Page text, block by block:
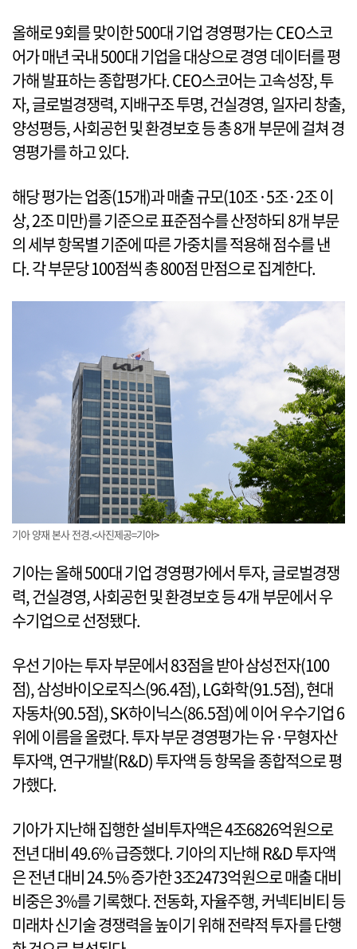
올해로 9회를 맞이한 500대 기업 경영평가는 CEO스코
어가 매년 국내 500대 기업을 대상으로 경영 데이터를 평
가해 발표하는 종합평가다. CEO스코어는 고속성장, 투
자, 글로벌경쟁력, 지배구조 투명, 건실경영, 일자리 창출,
양성평등, 사회공헌 및 환경보호 등 총 8개 부문에 걸쳐 경
영평가를 하고 있다.
해당 평가는 업종(15개)과 매출 규모(10조·5조·2조 이
상, 2조 미만)를 기준으로 표준점수를 산정하되 8개 부문
의 세부 항목별 기준에 따른 가중치를 적용해 점수를 낸
다. 각 부문당 100점씩 총 800점 만점으로 집계한다.
기아 양재 본사 전경.<사진제공=기아>
기아는 올해 500대 기업 경영평가에서 투자, 글로벌경쟁
력, 건실경영, 사회공헌 및 환경보호 등 4개 부문에서 우
수기업으로 선정됐다.
우선 기아는 투자 부문에서 83점을 받아 삼성전자(100
점), 삼성바이오로직스(96.4점), LG화학(91.5점), 현대
자동차(90.5점), SK하이닉스(86.5점)에 이어 우수기업 6
위에 이름을 올렸다. 투자 부문 경영평가는 유·무형자산
투자액, 연구개발(R&D) 투자액 등 항목을 종합적으로 평
가했다.
기아가 지난해 집행한 설비투자액은 4조6826억원으로
전년 대비 49.6% 급증했다. 기아의 지난해 R&D 투자액
은 전년 대비 24.5% 증가한 3조2473억원으로 매출 대비
비중은 3%를 기록했다. 전동화, 자율주행, 커넥티비티 등
미래차 신기술 경쟁력을 높이기 위해 전략적 투자를 단행